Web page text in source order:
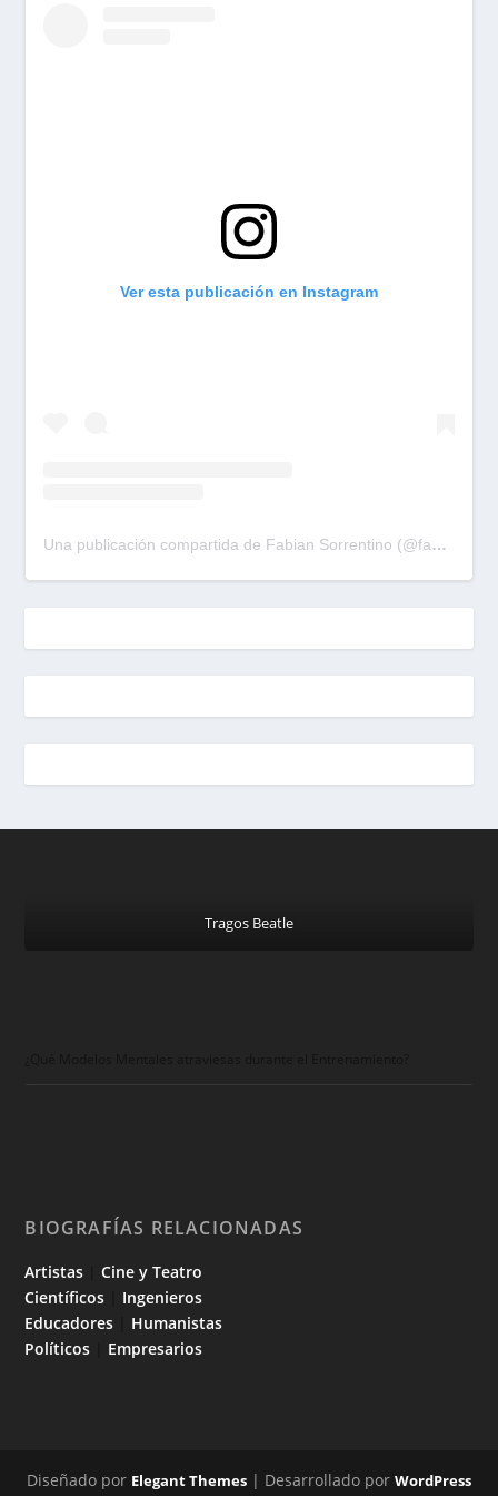
Ver esta publicación en Instagram
Una publicación compartida de Fabian Sorrentino (@fabiansonria)
Tragos Beatle
BIOGRAFÍAS RELACIONADAS
Artistas |Cine y Teatro
Científicos
Ingenieros
Educadores
Humanistas
Políticos
Empresarios
Diseñado por Elegant Themes | Desarrollado por WordPress